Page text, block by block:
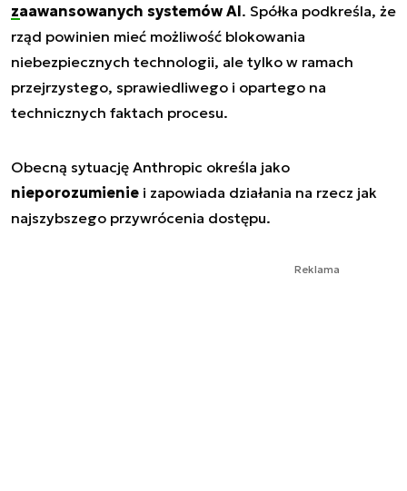
zaawansowanych systemów AI. Spółka podkreśla, że
rząd powinien mieć możliwość blokowania
niebezpiecznych technologii, ale tylko w ramach
przejrzystego, sprawiedliwego i opartego na
technicznych faktach procesu.
Obecną sytuację Anthropic określa jako
nieporozumienie i zapowiada działania na rzecz jak
najszybszego przywrócenia dostępu.
Reklama